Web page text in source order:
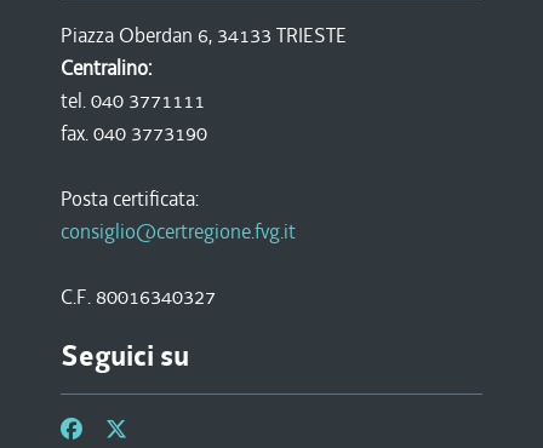
Piazza Oberdan 6, 34133 TRIESTE
Centralino:
tel. 040 3771111
fax. 040 3773190
Posta certificata:
consiglio@certregione.fvg.it
C.F. 80016340327
Seguici su